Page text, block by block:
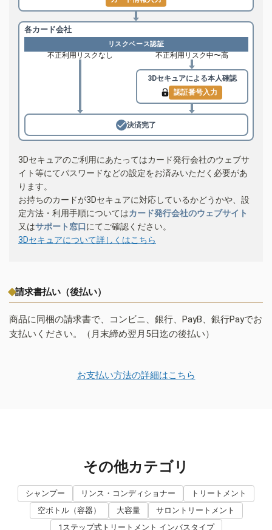
各カード会社
リスクベース認証
不正利用リスクなし 不正利用リスク中〜高
3Dセキュアによる本人確認
認証番号入力
決済完了
3Dセキュアのご利用にあたってはカード発行会社のウェブサ
イト等にてパスワードなどの設定をお済みいただく必要があ
ります。
お持ちのカードが3Dセキュアに対応しているかどうかや、設
定方法・利用手順についてはカード発行会社のウェブサイト
又はサポート窓口にてご確認ください。
3Dセキュアについて詳しくはこちら
請求書払い（後払い）
商品に同梱の請求書で、コンビニ、銀行、PayB、銀行Payでお
支払いください。（月末締め翌月5日迄の後払い）
お支払い方法の詳細はこちら
その他カテゴリ
シャンプー リンス・コンディショナー
トリートメント
空ボトル（容器）
大容量
サロントリートメント
1ステップ式トリートメント インバスタイプ